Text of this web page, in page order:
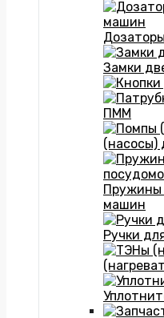
Замки
ПММ
(насосы)
Пружины
машин
Ручки